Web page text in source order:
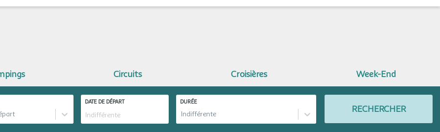
Circuits Croisières Week-End
DATE DE DÉPART DURÉE
Indifférente RECHERCHER